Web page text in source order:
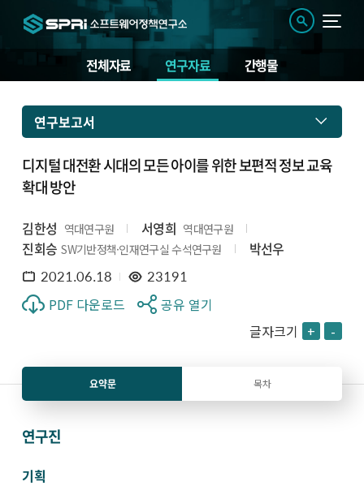
전체자료 연구자료 간행물
연구보고서
디지털 대전환 시대의 모든 아이를 위한 보편적 정보 교육
확대 방안
김한성 역대연구원 서영희 역대연구원
진회승 SW기반정책·인재연구실 수석연구원 박선우
2021.06.18 23191
PDF 다운로드
공유 열기
글자크기 + -
요약문 목차
연구진
기획